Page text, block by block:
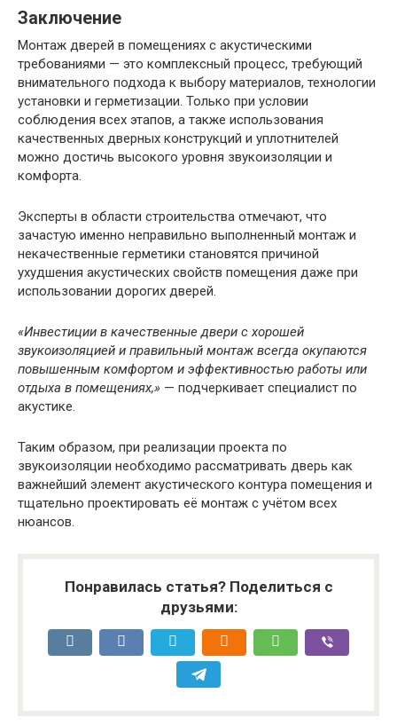
Заключение
Монтаж дверей в помещениях с акустическими
требованиями — это комплексный процесс, требующий
внимательного подхода к выбору материалов, технологии
установки и герметизации. Только при условии
соблюдения всех этапов, а также использования
качественных дверных конструкций и уплотнителей
можно достичь высокого уровня звукоизоляции и
комфорта.
Эксперты в области строительства отмечают, что
зачастую именно неправильно выполненный монтаж и
некачественные герметики становятся причиной
ухудшения акустических свойств помещения даже при
использовании дорогих дверей.
«Инвестиции в качественные двери с хорошей
звукоизоляцией и правильный монтаж всегда окупаются
повышенным комфортом и эффективностью работы или
отдыха в помещениях,» — подчеркивает специалист по
акустике.
Таким образом, при реализации проекта по
звукоизоляции необходимо рассматривать дверь как
важнейший элемент акустического контура помещения и
тщательно проектировать её монтаж с учётом всех
нюансов.
Понравилась статья? Поделиться с
друзьями: